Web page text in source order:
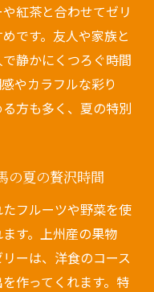
紅茶と合わせてゼリ
です。友人や家族と
静かにくつろぐ時間
やカラフルな彩り
方も多く、夏の特別
の夏の贅沢時間
フルーツや野菜を使
す。上州産の果物
ーは、洋食のコース
作ってくれます。特